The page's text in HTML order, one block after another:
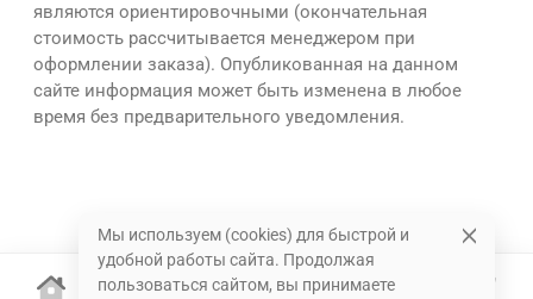
являются ориентировочными (окончательная
стоимость рассчитывается менеджером при
оформлении заказа). Опубликованная на данном
сайте информация может быть изменена в любое
время без предварительного уведомления.
Мы используем (cookies) для быстрой и
удобной работы сайта. Продолжая
пользоваться сайтом, вы принимаете